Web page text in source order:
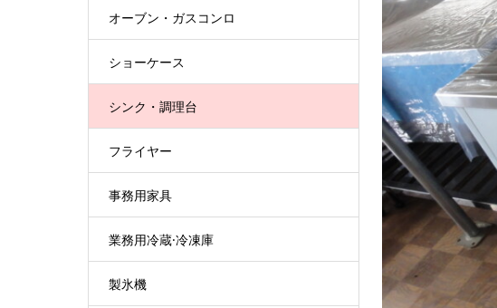
オーブン・ガスコンロ
ショーケース
シンク・調理台
フライヤー
事務用家具
業務用冷蔵·冷凍庫
製氷機